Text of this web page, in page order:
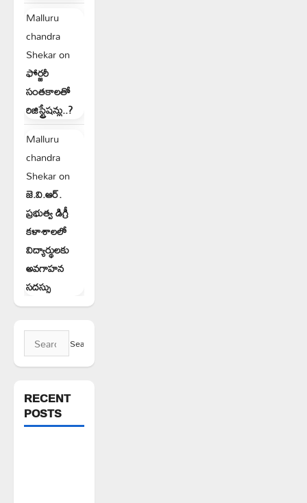
Malluru
chandra
Shekaron
ఫోర్జరీ
సంతకాలతో
రిజిస్ట్రేషన్లు..?
Malluru
chandra
Shekaron
జె.వి.ఆర్.
ప్రభుత్వ డిగ్రీ
కళాశాలలో
విద్యార్థులకు
అవగాహన
సదస్సు
Search
for:
RECENT
POSTS